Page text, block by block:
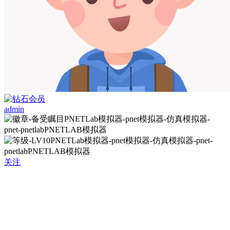
admin
关注